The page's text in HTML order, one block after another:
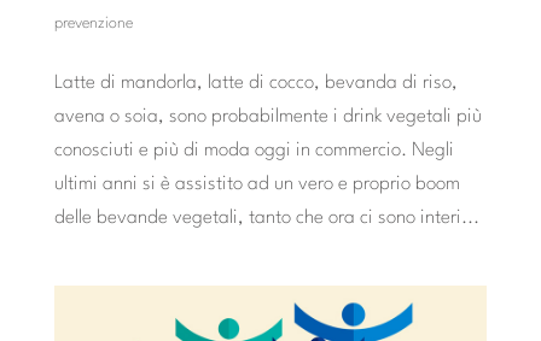
prevenzione
Latte di mandorla, latte di cocco, bevanda di riso,
avena o soia, sono probabilmente i drink vegetali più
conosciuti e più di moda oggi in commercio. Negli
ultimi anni si è assistito ad un vero e proprio boom
delle bevande vegetali, tanto che ora ci sono interi...